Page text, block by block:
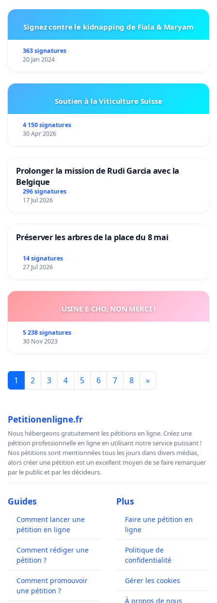
Signez contre le kidnapping de Fiala & Maryam
363 signatures
20 Jan 2024
Soutien à la Viticulture Suisse
4 150 signatures
30 Apr 2026
Prolonger la mission de Rudi Garcia avec la
Belgique
296 signatures
17 Jul 2026
Préserver les arbres de la place du 8 mai
14 signatures
27 Jul 2026
USINE E-CHO, NON MERCI !
5 238 signatures
30 Nov 2023
1 2 3 4 5 6 7 8 »
Petitionenligne.fr
Nous hébergeons gratuitement les pétitions en ligne. Créez une
pétition professionnelle en ligne en utilisant notre service puissant !
Nos pétitions sont mentionnées tous les jours dans divers médias,
alors créer une pétition est un excellent moyen de se faire remarquer
par le public et par les décideurs.
Guides
Comment lancer une
pétition en ligne
Comment rédiger une
pétition ?
Comment promouvoir
une pétition ?
Plus
Faire une pétition en
ligne
Politique de
confidentialité
Gérer les cookies
À propos de nous